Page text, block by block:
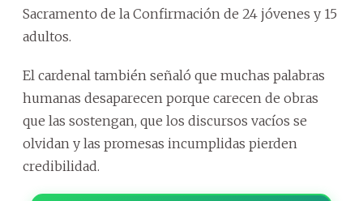
Sacramento de la Confirmación de 24 jóvenes y 15
adultos.
El cardenal también señaló que muchas palabras
humanas desaparecen porque carecen de obras
que las sostengan, que los discursos vacíos se
olvidan y las promesas incumplidas pierden
credibilidad.